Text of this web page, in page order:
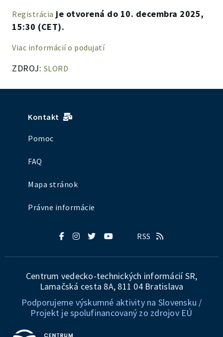
Registrácia je otvorená do 10. decembra 2025,
15:30 (CET).
Viac informácií o podujatí
ZDROJ: SLORD
Kontakt
Pomoc
FAQ
Mapa stránok
Právne informácie
RSS
Centrum vedecko-technických informácií SR,
Lamačská cesta 8A, 811 04 Bratislava
Podporujeme výskumné aktivity na Slovensku /
Projekt je spolufinancovaný zo zdrojov EÚ